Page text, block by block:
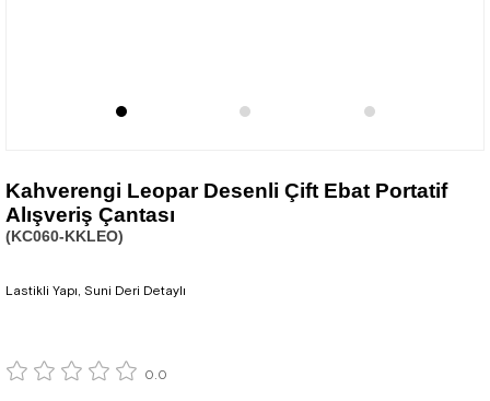
Kahverengi Leopar Desenli Çift Ebat Portatif
Alışveriş Çantası
(KC060-KKLEO)
Lastikli Yapı, Suni Deri Detaylı
0.0